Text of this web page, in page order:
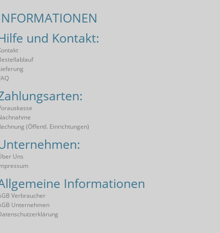
und Kontakt:
(öffentl. Einrichtungen)
Uns
Informationen
Verbraucher
Unternehmen